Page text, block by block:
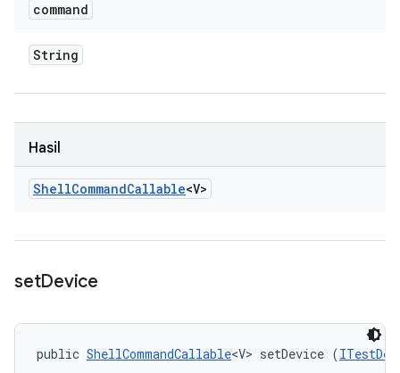
command
String
Hasil
ShellCommandCallable<V>
setDevice
public ShellCommandCallable<V> setDevice (